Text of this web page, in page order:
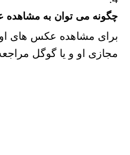
چگونه می توان به مشاهده
برای مشاهده عکس های
مجازی او و یا گوگل مراجعه